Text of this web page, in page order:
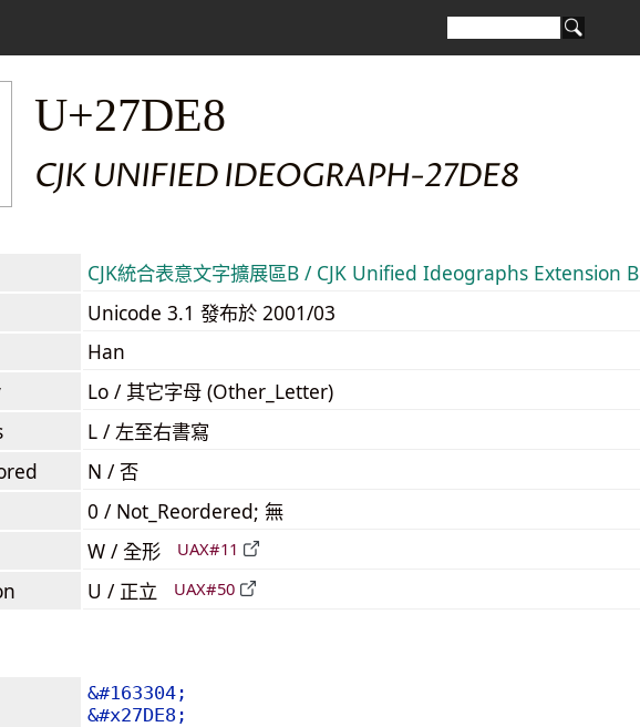
U+27DE8
CJK UNIFIED IDEOGRAPH-27DE8
CJK統合表意文字擴展區B / CJK Unified Ideographs Extension B
Unicode 3.1 發布於 2001/03
Han
Lo / 其它字母 (Other_Letter)
L / 左至右書寫
N / 否
0 / Not_Reordered; 無
W / 全形 UAX#11
U / 正立 UAX#50
&#163304;
&#x27DE8;